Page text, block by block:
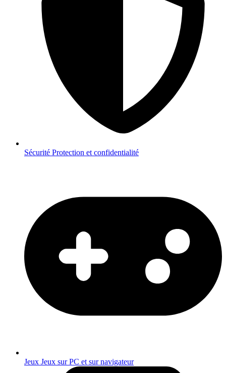
Sécurité Protection et confidentialité
Jeux Jeux sur PC et sur navigateur